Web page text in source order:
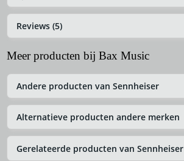
Reviews (5)
Meer producten bij Bax Music
Andere producten van Sennheiser
Alternatieve producten andere merken
Gerelateerde producten van Sennheiser